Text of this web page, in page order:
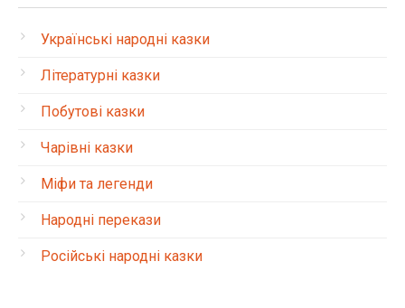
Українські народні казки
Літературні казки
Побутові казки
Чарівні казки
Міфи та легенди
Народні перекази
Російські народні казки